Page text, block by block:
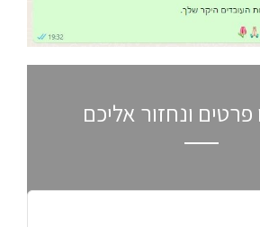
ונחזור אליכם